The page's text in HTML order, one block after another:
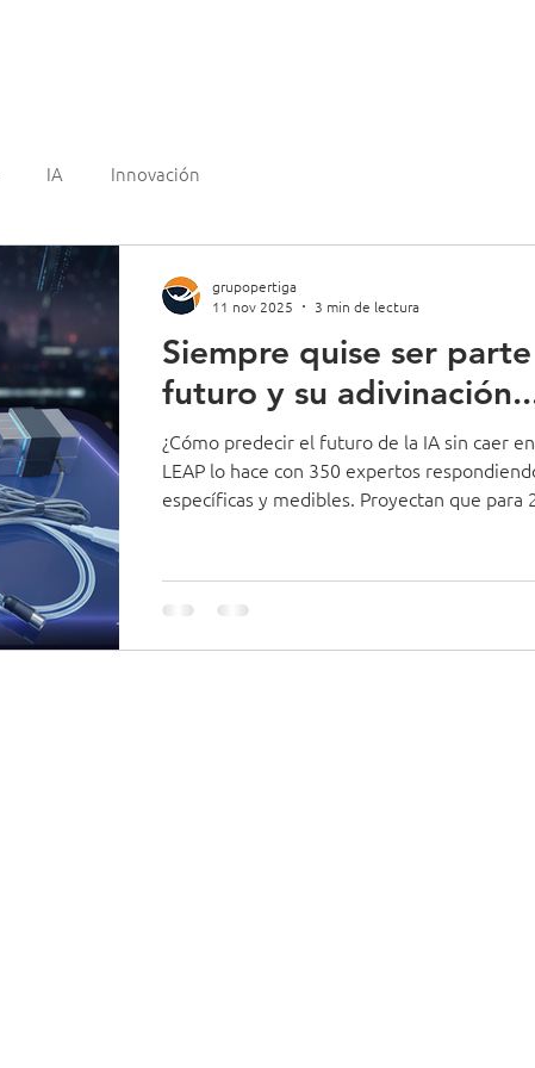
IA Innovación
Siempre quise ser
futuro y su
¿Cómo predecir el futuro de la IA sin caer
LEAP lo hace con 350 expertos
específicas y medibles. Proyectan que para
global necesitamos replicar estos espacios:
futuros que miren hacia adelante con
grupopertiga
11 nov 2025
3 min de lectura